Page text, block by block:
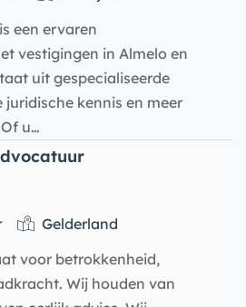
een ervaren
vestigingen in Almelo en
uit gespecialiseerde
kennis en meer
u…
Gelderland
voor betrokkenheid,
Wij houden van